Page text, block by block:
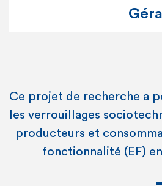
Ce projet de recherche a
les verrouillages
producteurs et
fonctionnalité (EF)